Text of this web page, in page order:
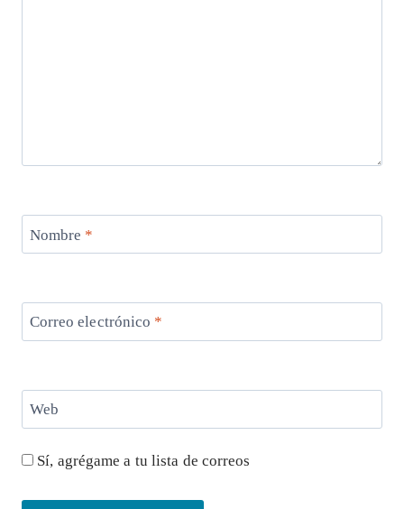
Nombre *
Correo electrónico *
Web
Sí, agrégame a tu lista de correos